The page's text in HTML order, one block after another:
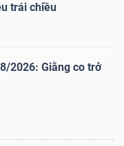
trái chiều
2026: Giằng co trở